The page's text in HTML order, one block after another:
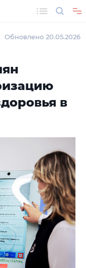
Обновлено 20.05.2026
в